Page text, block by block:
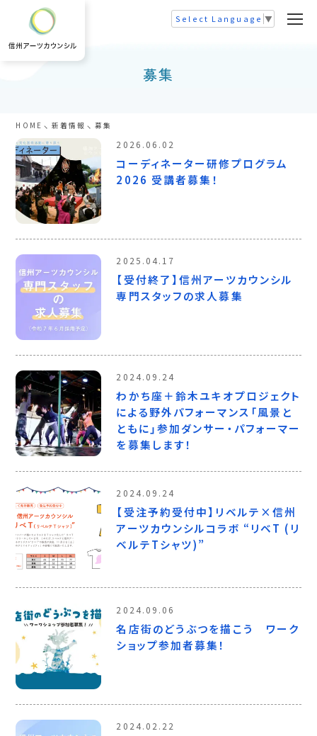
Select Language ▼
HOME 新着情報 募集
2026.06.02
コーディネーター研修プログラム
2026 受講者募集！
2025.04.17
【受付終了】信州アーツカウンシル
専門スタッフの求人募集
2024.09.24
わかち座＋鈴木ユキオプロジェクト
による野外パフォーマンス「風景と
ともに」参加ダンサー・パフォーマー
を募集します！
2024.09.24
【受注予約受付中】リベルテ×信州
アーツカウンシルコラボ “リベT (リ
ベルテTシャツ)”
2024.09.06
名店街のどうぶつを描こう ワーク
ショップ参加者募集！
2024.02.22
募集